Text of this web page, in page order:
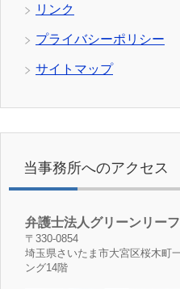
リンク
プライバシーポリシー
サイトマップ
当事務所へのアクセス
弁護士法人グリーンリー
〒330-0854
埼玉県さいたま市大宮区桜木
ング14階